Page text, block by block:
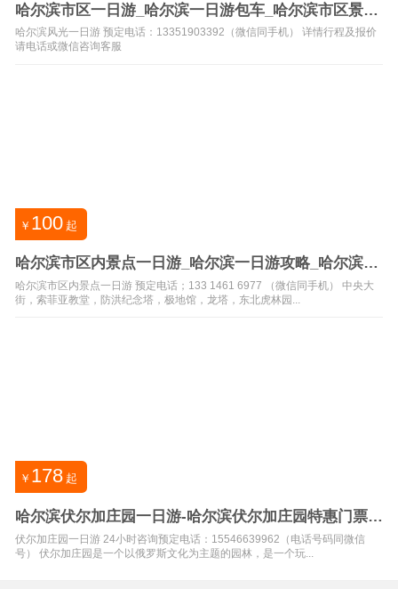
哈尔滨市区一日游_哈尔滨一日游包车_哈尔滨市区景点
攻略
哈尔滨风光一日游 预定电话：13351903392（微信同手机） 详情行程及报价
请电话或微信咨询客服
￥ 100 起
哈尔滨市区内景点一日游_哈尔滨一日游攻略_哈尔滨一
日游景点
哈尔滨市区内景点一日游 预定电话；133 1461 6977 （微信同手机） 中央大
街，索菲亚教堂，防洪纪念塔，极地馆，龙塔，东北虎林园...
￥ 178 起
哈尔滨伏尔加庄园一日游-哈尔滨伏尔加庄园特惠门票-
哈尔滨特色
伏尔加庄园一日游 24小时咨询预定电话：15546639962（电话号码同微信
号） 伏尔加庄园是一个以俄罗斯文化为主题的园林，是一个玩...